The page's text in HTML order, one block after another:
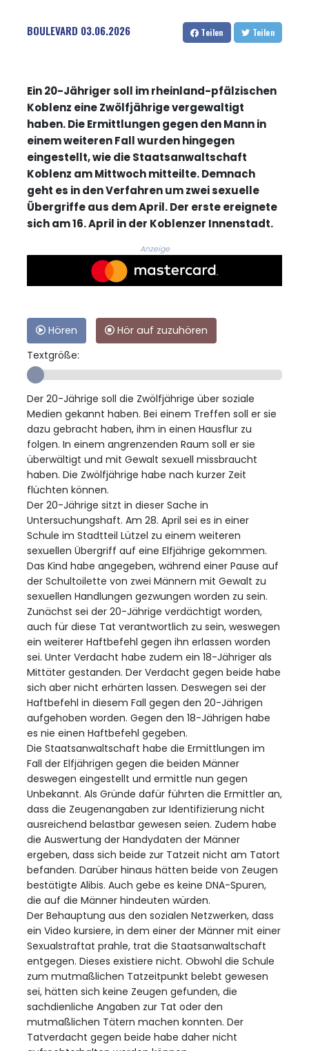
BOULEVARD 03.06.2026 Teilen Teilen
Ein 20-Jähriger soll im rheinland-pfälzischen
Koblenz eine Zwölfjährige vergewaltigt
haben. Die Ermittlungen gegen den Mann in
einem weiteren Fall wurden hingegen
eingestellt, wie die Staatsanwaltschaft
Koblenz am Mittwoch mitteilte. Demnach
geht es in den Verfahren um zwei sexuelle
Übergriffe aus dem April. Der erste ereignete
sich am 16. April in der Koblenzer Innenstadt.
Anzeige
Hören
Hör auf zuzuhören
Textgröße:
Der 20-Jährige soll die Zwölfjährige über soziale
Medien gekannt haben. Bei einem Treffen soll er sie
dazu gebracht haben, ihm in einen Hausflur zu
folgen. In einem angrenzenden Raum soll er sie
überwältigt und mit Gewalt sexuell missbraucht
haben. Die Zwölfjährige habe nach kurzer Zeit
flüchten können.
Der 20-Jährige sitzt in dieser Sache in
Untersuchungshaft. Am 28. April sei es in einer
Schule im Stadtteil Lützel zu einem weiteren
sexuellen Übergriff auf eine Elfjährige gekommen.
Das Kind habe angegeben, während einer Pause auf
der Schultoilette von zwei Männern mit Gewalt zu
sexuellen Handlungen gezwungen worden zu sein.
Zunächst sei der 20-Jährige verdächtigt worden,
auch für diese Tat verantwortlich zu sein, weswegen
ein weiterer Haftbefehl gegen ihn erlassen worden
sei. Unter Verdacht habe zudem ein 18-Jähriger als
Mittäter gestanden. Der Verdacht gegen beide habe
sich aber nicht erhärten lassen. Deswegen sei der
Haftbefehl in diesem Fall gegen den 20-Jährigen
aufgehoben worden. Gegen den 18-Jährigen habe
es nie einen Haftbefehl gegeben.
Die Staatsanwaltschaft habe die Ermittlungen im
Fall der Elfjährigen gegen die beiden Männer
deswegen eingestellt und ermittle nun gegen
Unbekannt. Als Gründe dafür führten die Ermittler an,
dass die Zeugenangaben zur Identifizierung nicht
ausreichend belastbar gewesen seien. Zudem habe
die Auswertung der Handydaten der Männer
ergeben, dass sich beide zur Tatzeit nicht am Tatort
befanden. Darüber hinaus hätten beide von Zeugen
bestätigte Alibis. Auch gebe es keine DNA-Spuren,
die auf die Männer hindeuten würden.
Der Behauptung aus den sozialen Netzwerken, dass
ein Video kursiere, in dem einer der Männer mit einer
Sexualstraftat prahle, trat die Staatsanwaltschaft
entgegen. Dieses existiere nicht. Obwohl die Schule
zum mutmaßlichen Tatzeitpunkt belebt gewesen
sei, hätten sich keine Zeugen gefunden, die
sachdienliche Angaben zur Tat oder den
mutmaßlichen Tätern machen konnten. Der
Tatverdacht gegen beide habe daher nicht